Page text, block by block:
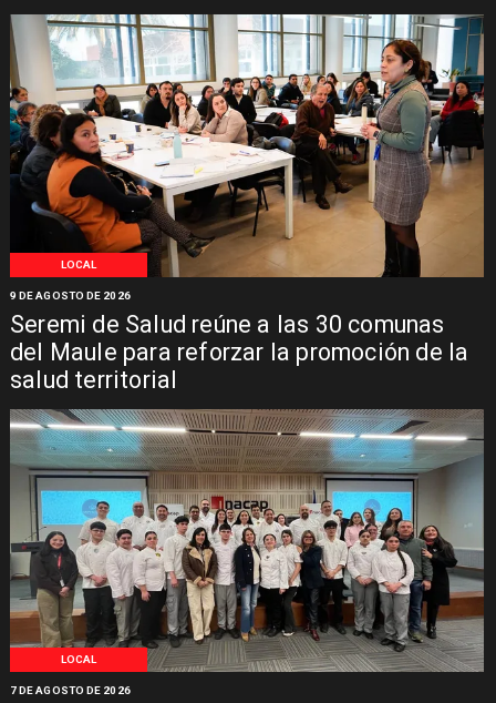
LOCAL
Seremi de Salud reúne a las 30 comunas
del Maule para reforzar la promoción de la
salud territorial
9 DE AGOSTO DE 2026
LOCAL
7 DE AGOSTO DE 2026